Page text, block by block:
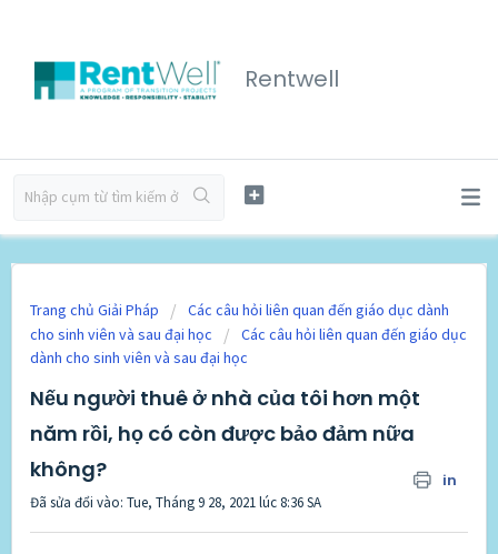
Rentwell
Trang chủ Giải Pháp
Các câu hỏi liên quan đến giáo dục dành
cho sinh viên và sau đại học
Các câu hỏi liên quan đến giáo dục
dành cho sinh viên và sau đại học
Nếu người thuê ở nhà của tôi hơn một
năm rồi, họ có còn được bảo đảm nữa
không?
in
Đã sửa đổi vào: Tue, Tháng 9 28, 2021 lúc 8:36 SA